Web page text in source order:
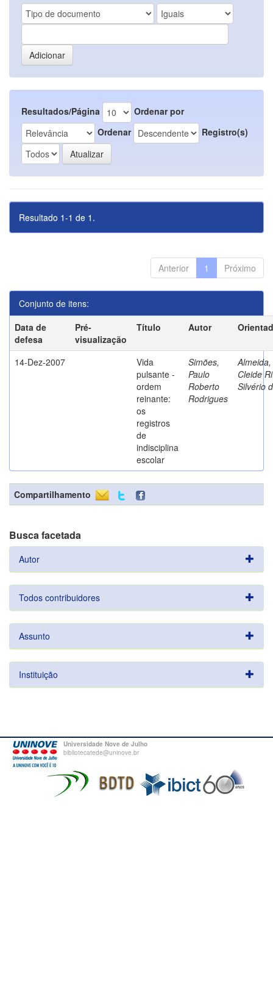
Resultados/Página
Ordenar por
Ordenar
Registro(s)
Resultado 1-1 de 1.
Anterior 1 Próximo
Conjunto de itens:
Data de
defesa
Pré-
visualização
Título Autor
14-Dez-2007
Vida
pulsante -
ordem
reinante:
os
registros
de
indisciplina
escolar
Simões,
Paulo
Roberto
Rodrigues
Almeida,
Cleide
Silvério
Compartilhamento
Busca facetada
Autor
Todos contribuidores
Assunto
Instituição
Universidade Nove de Julho
bibliotecatede@uninove.br